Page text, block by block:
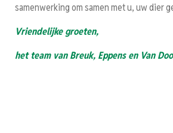
samenwerking om samen met u, uw dier
Vriendelijke groeten,
het team van Breuk, Eppens en Van